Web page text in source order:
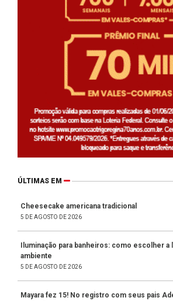
ÚLTIMAS EM
Cheesecake americana tradicional
5 DE AGOSTO DE 2026
Iluminação para banheiros: como escolher a
ambiente
5 DE AGOSTO DE 2026
Mayara fez 15! No registro com seus pais